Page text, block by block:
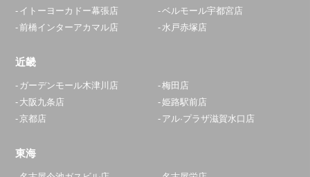
イトーヨーカドー幕張店
ベルモール宇都宮店
前橋インターアカマル店
水戸赤塚店
近畿
ガーデンモール木津川店
梅田店
大阪九条店
姫路駅前店
京都店
アル·プラザ滋賀水口店
東海